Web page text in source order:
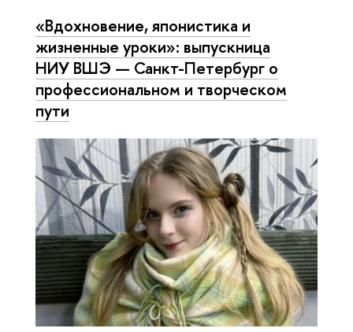
«Вдохновение, японистика и
жизненные уроки»: выпускница
НИУ ВШЭ — Санкт-Петербург о
профессиональном и творческом
пути